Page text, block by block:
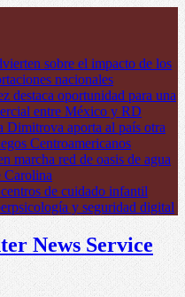
sobre el impacto de los
nacionales
destaca oportunidad para una
entre México y RD
aporta al país otra
Centroamericanos
marcha red de oasis de agua
Carolina
de cuidado infantil
y seguridad digital
News Service